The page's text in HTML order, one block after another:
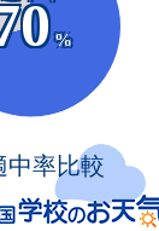
%
率比較